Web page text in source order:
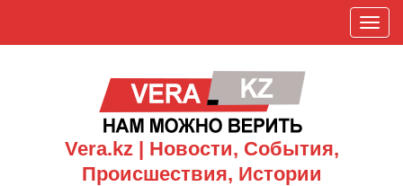
П
о
Vera.kz | Новости, События,
Происшествия, Истории